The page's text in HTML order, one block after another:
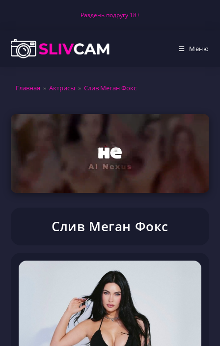
Раздень подругу 18+
Меню
Главная » Актрисы » Слив Меган Фокс
Слив Меган Фокс